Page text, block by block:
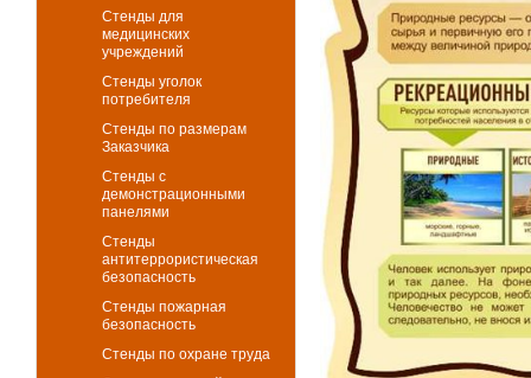
Стенды для
медицинских
учреждений
Стенды уголок
потребителя
Стенды по размерам
Заказчика
Стенды с
демонстрационными
панелями
Стенды
антитеррористическая
безопасность
Стенды пожарная
безопасность
Стенды по охране труда